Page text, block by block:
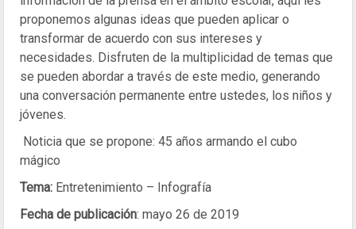
proponemos algunas ideas que pueden aplicar o
transformar de acuerdo con sus intereses y
necesidades. Disfruten de la multiplicidad de temas que
se pueden abordar a través de este medio, generando
una conversación permanente entre ustedes, los niños y
jóvenes.
Noticia que se propone: 45 años armando el cubo
mágico
Tema: Entretenimiento – Infografía
Fecha de publicación: mayo 26 de 2019